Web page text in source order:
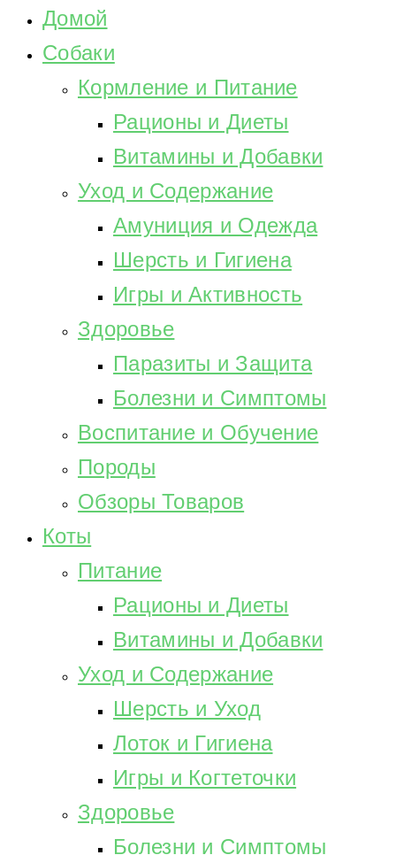
Домой
Собаки
Кормление и Питание
Рационы и Диеты
Витамины и Добавки
Уход и Содержание
Амуниция и Одежда
Шерсть и Гигиена
Игры и Активность
Здоровье
Паразиты и Защита
Болезни и Симптомы
Воспитание и Обучение
Породы
Обзоры Товаров
Коты
Питание
Рационы и Диеты
Витамины и Добавки
Уход и Содержание
Шерсть и Уход
Лоток и Гигиена
Игры и Когтеточки
Здоровье
Болезни и Симптомы